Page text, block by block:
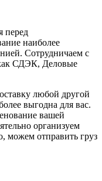
перед
наиболее
Сотрудничаем с
СДЭК, Деловые
любой другой
выгодна для вас.
вашей
организуем
можем отправить груз